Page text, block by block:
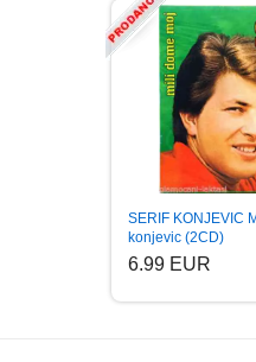
SERIF KONJEVIC
konjevic (2CD)
6.99 EUR